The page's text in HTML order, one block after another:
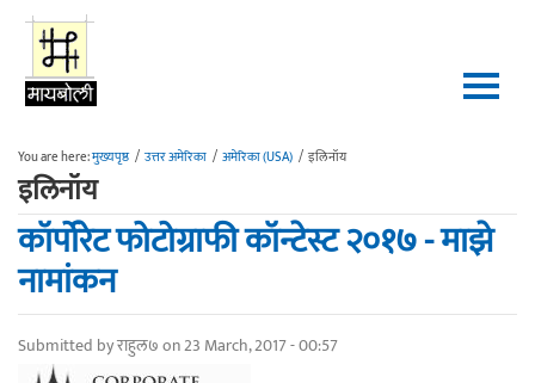
Skip to main content
You are here:मुख्यपृष्ठ / उत्तर अमेरिका / अमेरिका (USA) / इलिनॉय
इलिनॉय
कॉर्पोरेट फोटोग्राफी कॉन्टेस्ट २०१७ - माझे
नामांकन
Submitted byराहुल७on 23 March, 2017 - 00:57